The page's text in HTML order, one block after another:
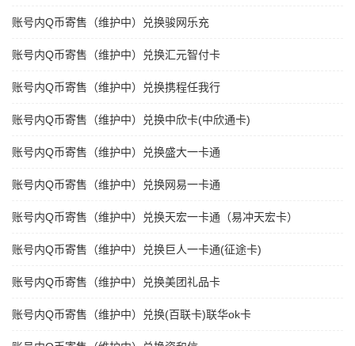
账号内Q币寄售（维护中）兑换骏网乐充
账号内Q币寄售（维护中）兑换汇元智付卡
账号内Q币寄售（维护中）兑换携程任我行
账号内Q币寄售（维护中）兑换中欣卡(中欣通卡)
账号内Q币寄售（维护中）兑换盛大一卡通
账号内Q币寄售（维护中）兑换网易一卡通
账号内Q币寄售（维护中）兑换天宏一卡通（易冲天宏卡）
账号内Q币寄售（维护中）兑换巨人一卡通(征途卡)
账号内Q币寄售（维护中）兑换美团礼品卡
账号内Q币寄售（维护中）兑换(百联卡)联华ok卡